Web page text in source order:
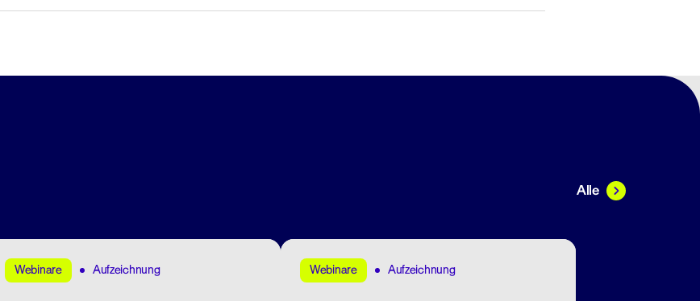
Alle
Webinare Aufzeichnung Webinare Aufzeichnung